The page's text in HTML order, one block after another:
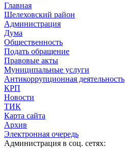
Главная
Шелеховский район
Администрация
Дума
Общественность
Подать обращение
Правовые акты
Муниципальные услуги
Антикоррупционная деятельность
КРП
Новости
ТИК
Карта сайта
Архив
Электронная очередь
Администрация в соц. сетях: